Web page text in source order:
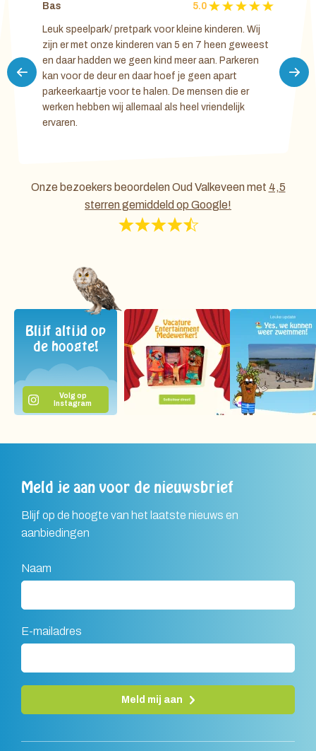
Bas 5.0
Leuk speelpark/ pretpark voor kleine kinderen. Wij
zijn er met onze kinderen van 5 en 7 heen geweest
en daar hadden we geen kind meer aan. Parkeren
kan voor de deur en daar hoef je geen apart
parkeerkaartje voor te halen. De mensen die er
werken hebben wij allemaal als heel vriendelijk
ervaren.
Onze bezoekers beoordelen Oud Valkeveen met 4,5
sterren gemiddeld op Google!
Blijf altijd op
de hoogte!
Volg op
Instagram
Meld je aan voor de nieuwsbrief
Blijf op de hoogte van het laatste nieuws en
aanbiedingen
Naam
E-mailadres
Meld mij aan